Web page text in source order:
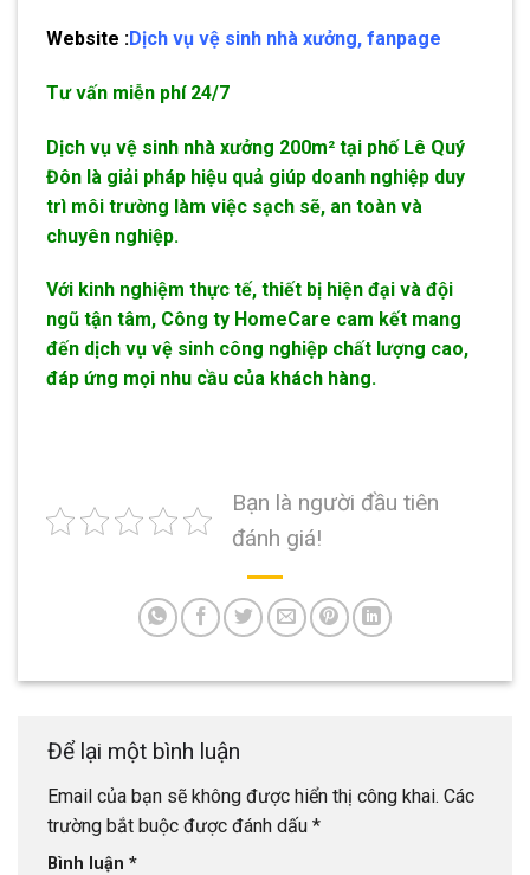
Website :Dịch vụ vệ sinh nhà xưởng, fanpage
Tư vấn miễn phí 24/7
Dịch vụ vệ sinh nhà xưởng 200m² tại phố Lê Quý
Đôn là giải pháp hiệu quả giúp doanh nghiệp duy
trì môi trường làm việc sạch sẽ, an toàn và
chuyên nghiệp.
Với kinh nghiệm thực tế, thiết bị hiện đại và đội
ngũ tận tâm, Công ty HomeCare cam kết mang
đến dịch vụ vệ sinh công nghiệp chất lượng cao,
đáp ứng mọi nhu cầu của khách hàng.
Bạn là người đầu tiên
đánh giá!
Để lại một bình luận
Email của bạn sẽ không được hiển thị công khai. Các
trường bắt buộc được đánh dấu *
Bình luận *